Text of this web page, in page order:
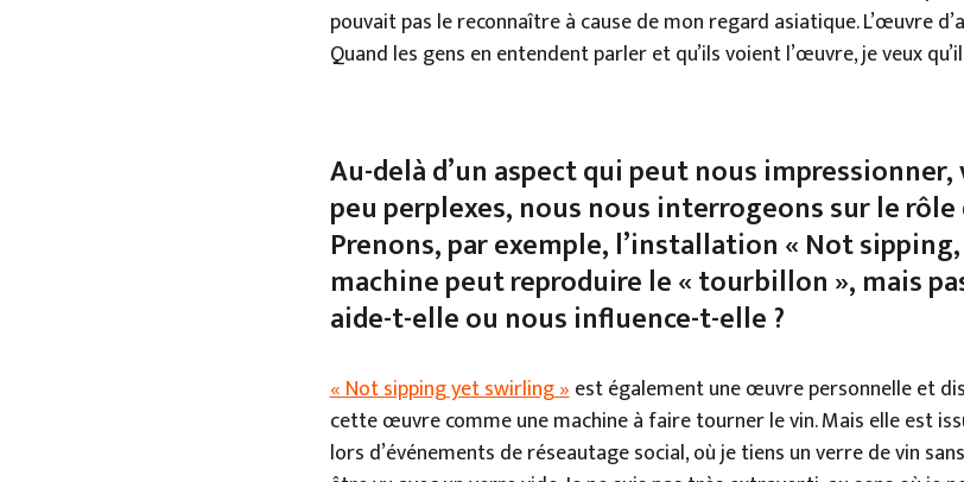
pouvait pas le reconnaître à cause de mon regard asiatique. L’œuvre
Quand les gens en entendent parler et qu’ils voient l’œuvre, je veux
Au-delà d’un aspect qui peut nous
peu perplexes, nous nous interrogeons sur le
Prenons, par exemple, l’installation « Not
machine peut reproduire le « tourbillon », mais
aide-t-elle ou nous influence-t-elle ?
« Not sipping yet swirling »est également une œuvre personnelle et
cette œuvre comme une machine à faire tourner le vin. Mais elle est
lors d’événements de réseautage social, où je tiens un verre de vin